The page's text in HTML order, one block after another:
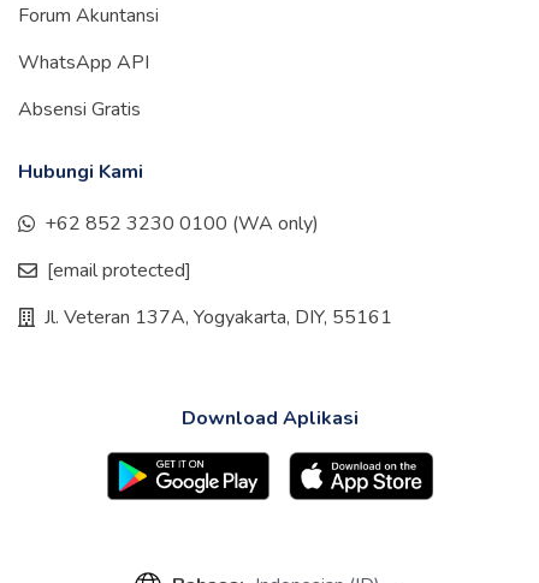
Forum Akuntansi
WhatsApp API
Absensi Gratis
Hubungi Kami
+62 852 3230 0100 (WA only)
[email protected]
Jl. Veteran 137A, Yogyakarta, DIY, 55161
Download Aplikasi